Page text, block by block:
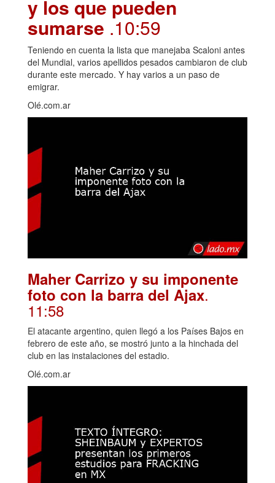
y los que pueden
sumarse .10:59
Teniendo en cuenta la lista que manejaba Scaloni antes
del Mundial, varios apellidos pesados cambiaron de club
durante este mercado. Y hay varios a un paso de
emigrar.
Olé.com.ar
Maher Carrizo y su imponente
foto con la barra del Ajax.
11:58
El atacante argentino, quien llegó a los Países Bajos en
febrero de este año, se mostró junto a la hinchada del
club en las instalaciones del estadio.
Olé.com.ar